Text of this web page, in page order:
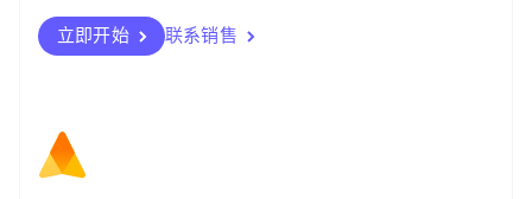
立即开始 联系销售
瑞士
DeutschFrançais
English
斯洛文尼亚